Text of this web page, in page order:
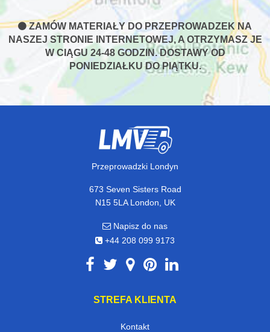
ZAMÓW MATERIAŁY DO PRZEPROWADZEK NA
NASZEJ STRONIE INTERNETOWEJ, A OTRZYMASZ JE
W CIĄGU 24-48 GODZIN. DOSTAWY OD
PONIEDZIAŁKU DO PIĄTKU.
Przeprowadzki Londyn
673 Seven Sisters Road
N15 5LA London, UK
Napisz do nas
+44 208 099 9173
STREFA KLIENTA
Kontakt